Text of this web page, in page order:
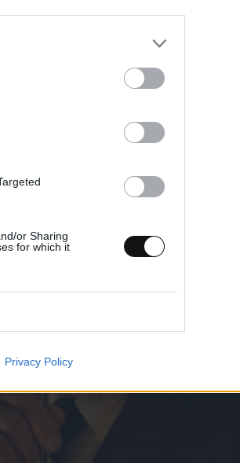
or Sharing
for which it
Privacy Policy
δάσος Γκρόντι, το οποίο
κρυμμένα μυστικά του Β’